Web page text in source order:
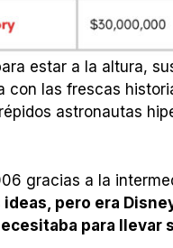
estar a la altura,
con las frescas
astronautas
gracias a la
pero era
para llevar